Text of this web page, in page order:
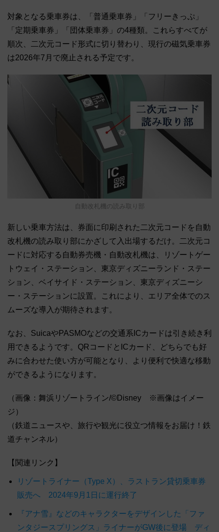
対象となる乗車券は、「普通乗車券」「フリーきっぷ」
「定期乗車券」「団体乗車券」の4種類。これらすべてが
順次、二次元コード形式に切り替わり、現行の磁気乗車券
は2026年7月で廃止される予定です。
自動改札機の読み取り部
新しい乗車方法は、券面に印刷された二次元コードを自動
改札機の読み取り部にかざして入出場するだけ。二次元コ
ードに対応する自動券売機・自動改札機は、リゾートゲー
トウェイ・ステーション、東京ディズニーランド・ステー
ション、ベイサイド・ステーション、東京ディズニーシ
ー・ステーションに設置。これにより、エリア全体でのス
ムーズな導入が期待されます。
なお、SuicaやPASMOなどの交通系ICカードは引き続き利
用できるようです。QRコードとICカード、どちらでも好
みに合わせた使い方が可能となり、より便利で快適な移動
ができるようになります。
（画像：舞浜リゾートライン/©Disney ※画像はイメー
ジ）
（鉄道ニュースや、旅行や観光に役立つ情報をお届け！鉄
道チャンネル）
【関連リンク】
リゾートライナー（Type X）、ラストラン貸切乗車券
販売へ 2024年9月1日に運行終了
『アナ雪』などのキャラクターをデザインした「ファ
ンタジースプリングス」ライナーがGW後に登場 ディ